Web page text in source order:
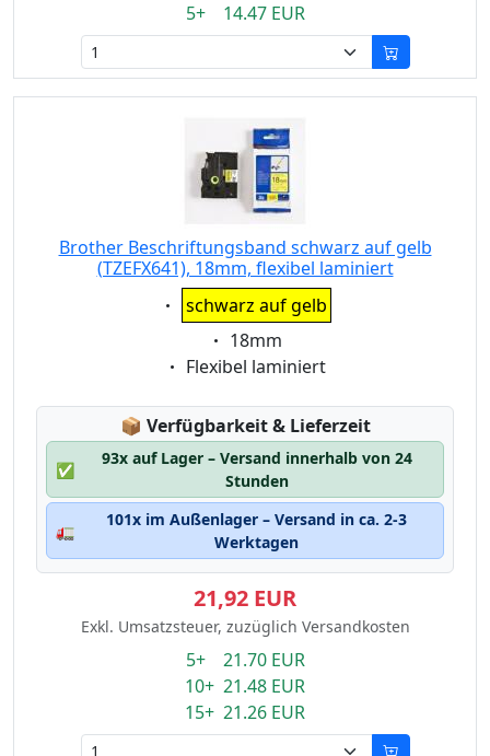
5+ 14.47 EUR
Brother Beschriftungsband schwarz auf gelb
(TZEFX641), 18mm, flexibel laminiert
Eigenschaft:
schwarz auf gelb
Eigenschaft:
18mm
Eigenschaft:
Flexibel laminiert
📦 Lagerstatus:
Verfügbarkeit & Lieferzeit
✅
93x auf Lager – Versand innerhalb von 24
Stunden
🚛
101x im Außenlager – Versand in ca. 2-3
Werktagen
21,92 EUR
Exkl. Umsatzsteuer, zuzüglich Versandkosten
5+ 21.70 EUR
10+ 21.48 EUR
15+ 21.26 EUR